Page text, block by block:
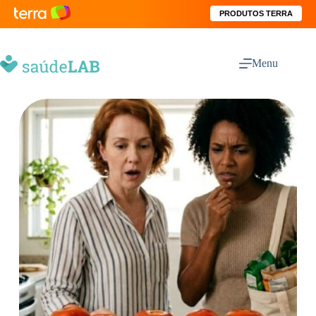
PRODUTOS TERRA
Menu